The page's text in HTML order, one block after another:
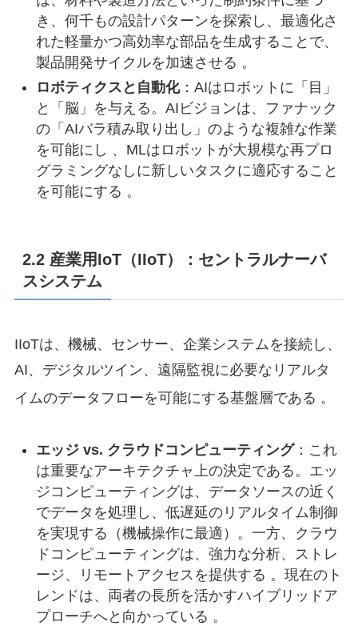
き、何千もの設計パターンを探索し、最適化さ
れた軽量かつ高効率な部品を生成することで、
製品開発サイクルを加速させる 。
ロボティクスと自動化：AIはロボットに「目」
と「脳」を与える。AIビジョンは、ファナック
の「AIバラ積み取り出し」のような複雑な作業
を可能にし 、MLはロボットが大規模な再プロ
グラミングなしに新しいタスクに適応すること
を可能にする 。
2.2 産業用IoT（IIoT）：セントラルナーバ
スシステム
IIoTは、機械、センサー、企業システムを接続し、
AI、デジタルツイン、遠隔監視に必要なリアルタ
イムのデータフローを可能にする基盤層である 。
エッジ vs. クラウドコンピューティング：これ
は重要なアーキテクチャ上の決定である。エッ
ジコンピューティングは、データソースの近く
でデータを処理し、低遅延のリアルタイム制御
を実現する（機械操作に最適）。一方、クラウ
ドコンピューティングは、強力な分析、ストレ
ージ、リモートアクセスを提供する 。現在のト
レンドは、両者の長所を活かすハイブリッドア
プローチへと向かっている 。